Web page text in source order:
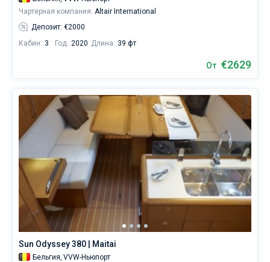
Чартерная компания: Altair International
Депозит: €2000
Кабин: 3 Год: 2020 Длина: 39 фт
От €2629
Sun Odyssey 380 | Maitai
Бельгия, VVW-Ньюпорт